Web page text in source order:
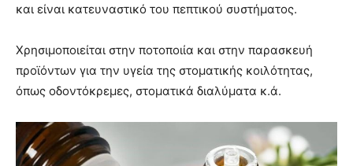
και είναι κατευναστικό του πεπτικού συστήματος.
Χρησιμοποιείται στην ποτοποιία και στην παρασκευή
προϊόντων για την υγεία της στοματικής κοιλότητας,
όπως οδοντόκρεμες, στοματικά διαλύματα κ.ά.